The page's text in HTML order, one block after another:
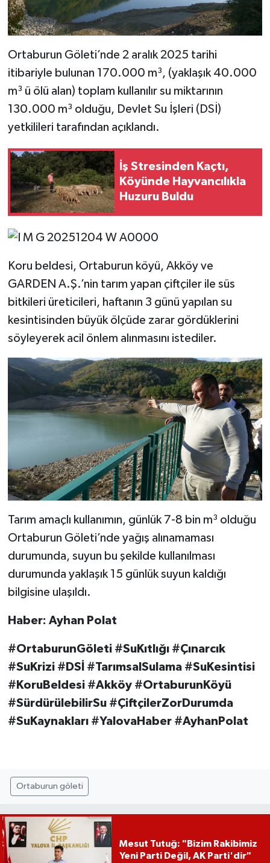
Ortaburun Göleti’nde 2 aralık 2025 tarihi
itibariyle bulunan 170.000 m³, (yaklaşık 40.000
m³ ü ölü alan) toplam kullanılır su miktarının
130.000 m³ olduğu, Devlet Su İşleri (DSİ)
yetkilileri tarafından açıklandı.
İş Stresinden Kaçtı,
Köyünde Hayvancılıkla
Huzuru Buldu
Koru beldesi, Ortaburun köyü, Akköy ve
GARDEN A.Ş.’nin tarım yapan çiftçiler ile süs
bitkileri üreticileri, haftanın 3 günü yapılan su
kesintisinden büyük ölçüde zarar gördüklerini
söyleyerek acil önlem alınmasını istediler.
Tarım amaçlı kullanımın, günlük 7-8 bin m³ olduğu
Ortaburun Göleti’nde yağış alınamaması
durumunda, suyun bu şekilde kullanılması
durumunda yaklaşık 15 günlük suyun kaldığı
bilgisine ulaşıldı.
Haber: Ayhan Polat
#OrtaburunGöleti #SuKıtlığı #Çınarcık
#SuKrizi #DSİ #TarımsalSulama #SuKesintisi
#KoruBeldesi #Akköy #OrtaburunKöyü
#SürdürülebilirSu #ÇiftçilerZorDurumda
#SuKaynakları #YalovaHaber #AyhanPolat
Ortaburun göleti
Mesut Tutuğ: "Bizim Rakibimiz
Yeni Parti Değil, AK Parti'dir"